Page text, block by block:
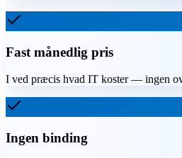
Fast månedlig pris
I ved præcis hvad IT koster — ingen
Ingen binding